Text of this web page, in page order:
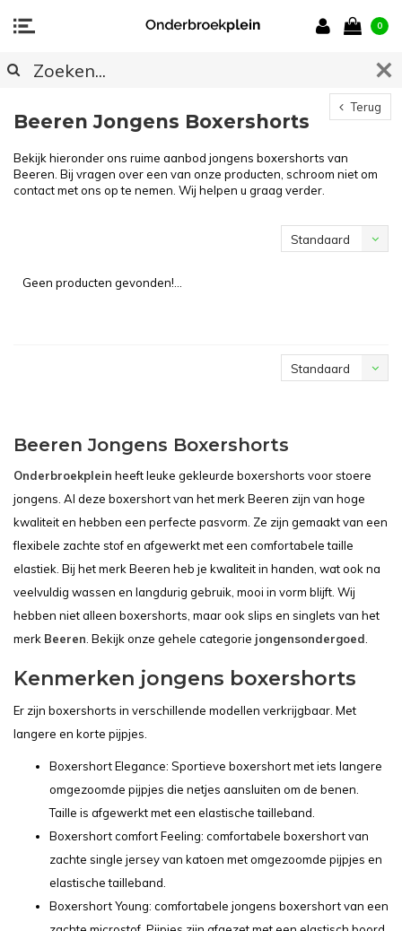
0
Terug
Beeren Jongens Boxershorts
Bekijk hieronder ons ruime aanbod jongens boxershorts van
Beeren. Bij vragen over een van onze producten, schroom niet om
contact met ons op te nemen. Wij helpen u graag verder.
Standaard
Geen producten gevonden!...
Standaard
Beeren Jongens Boxershorts
Onderbroekplein heeft leuke gekleurde boxershorts voor stoere
jongens. Al deze boxershort van het merk Beeren zijn van hoge
kwaliteit en hebben een perfecte pasvorm. Ze zijn gemaakt van een
flexibele zachte stof en afgewerkt met een comfortabele taille
elastiek. Bij het merk Beeren heb je kwaliteit in handen, wat ook na
veelvuldig wassen en langdurig gebruik, mooi in vorm blijft. Wij
hebben niet alleen boxershorts, maar ook slips en singlets van het
merk Beeren . Bekijk onze gehele categorie jongensondergoed
Kenmerken jongens boxershorts
Er zijn boxershorts in verschillende modellen verkrijgbaar. Met
langere en korte pijpjes.
Boxershort Elegance: Sportieve boxershort met iets langere
omgezoomde pijpjes die netjes aansluiten om de benen.
Taille is afgewerkt met een elastische tailleband.
Boxershort comfort Feeling: comfortabele boxershort van
zachte single jersey van katoen met omgezoomde pijpjes en
elastische tailleband.
Boxershort Young: comfortabele jongens boxershort van een